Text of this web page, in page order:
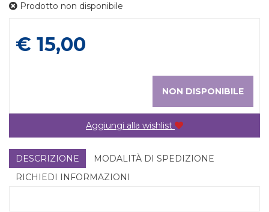
Prodotto non disponibile
Prezzo
€ 15,00
NON DISPONIBILE
Aggiungi alla wishlist
DESCRIZIONE
MODALITÀ DI SPEDIZIONE
RICHIEDI INFORMAZIONI